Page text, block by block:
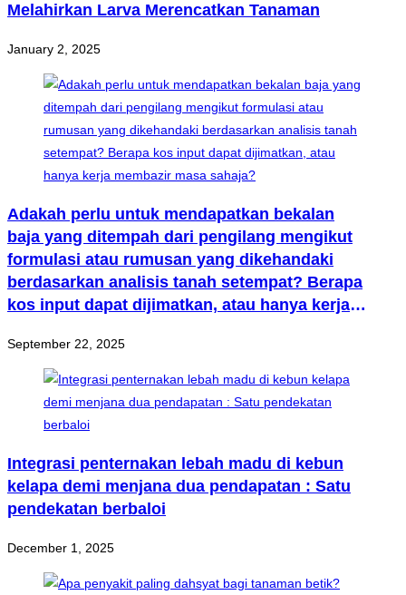
Melahirkan Larva Merencatkan Tanaman
January 2, 2025
Adakah perlu untuk mendapatkan bekalan
baja yang ditempah dari pengilang mengikut
formulasi atau rumusan yang dikehandaki
berdasarkan analisis tanah setempat? Berapa
kos input dapat dijimatkan, atau hanya kerja
September 22, 2025
Integrasi penternakan lebah madu di kebun
kelapa demi menjana dua pendapatan : Satu
pendekatan berbaloi
December 1, 2025